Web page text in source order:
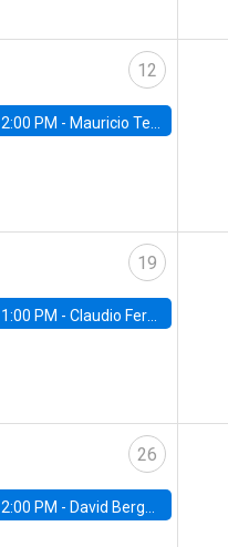
12
2:00 PM - Mauricio Tejada, UDP
19
1:00 PM - Claudio Ferraz, British Columbia
26
2:00 PM - David Berger, Duke